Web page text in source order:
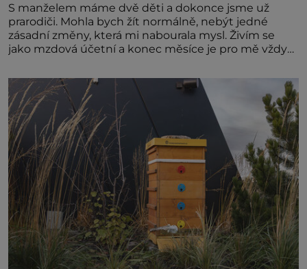
S manželem máme dvě děti a dokonce jsme už
prarodiči. Mohla bych žít normálně, nebýt jedné
zásadní změny, která mi nabourala mysl. Živím se
jako mzdová účetní a konec měsíce je pro mě vždy
máme vnoučata, mi dcera čím dál častěji volá o
pomoc, co se hlídání týče. Dalo by se